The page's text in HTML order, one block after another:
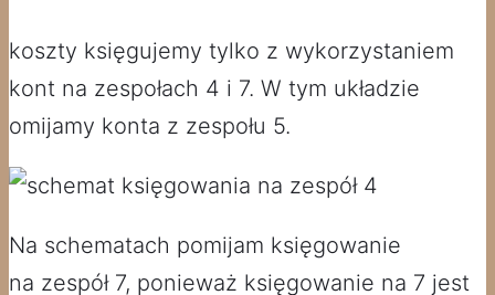
koszty księgujemy tylko z wykorzystaniem
kont na zespołach 4 i 7. W tym układzie
omijamy konta z zespołu 5.
Na schematach pomijam księgowanie
na zespół 7, ponieważ księgowanie na 7 jest